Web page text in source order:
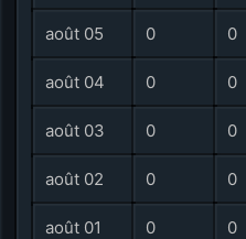
août 05 0 0
août 04 0 0
août 03 0 0
août 02 0 0
août 01 0 0